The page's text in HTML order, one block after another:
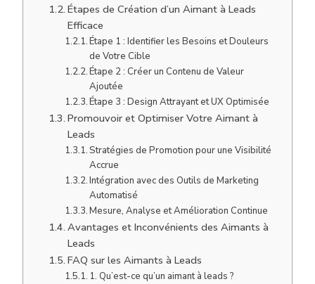
Étapes de Création d’un Aimant à Leads
Efficace
Étape 1 : Identifier les Besoins et Douleurs
de Votre Cible
Étape 2 : Créer un Contenu de Valeur
Ajoutée
Étape 3 : Design Attrayant et UX Optimisée
Promouvoir et Optimiser Votre Aimant à
Leads
Stratégies de Promotion pour une Visibilité
Accrue
Intégration avec des Outils de Marketing
Automatisé
Mesure, Analyse et Amélioration Continue
Avantages et Inconvénients des Aimants à
Leads
FAQ sur les Aimants à Leads
1. Qu’est-ce qu’un aimant à leads ?